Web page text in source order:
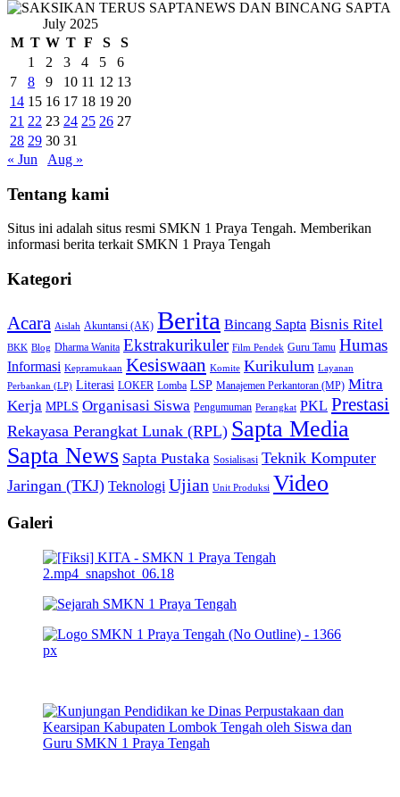
July 2025
M T W T F S
S
1
2 3 4 5
6
7
8 9 10 11 12 13
14 15 16 17 18 19 20
21 22 23 24 25 26 27
28 29 30 31
« Jun
Aug »
Tentang kami
Situs ini adalah situs resmi SMKN 1 Praya Tengah. Memberikan
informasi berita terkait SMKN 1 Praya Tengah
Kategori
Acara Aislah Akuntansi (AK) Berita Bincang Sapta Bisnis Ritel
BKK Blog Dharma Wanita Ekstrakurikuler Film Pendek Guru Tamu Humas
Informasi Kepramukaan Kesiswaan Komite Kurikulum Layanan
Perbankan (LP) Literasi LOKER Lomba LSP Manajemen Perkantoran (MP) Mitra
Kerja MPLS Organisasi Siswa Pengumuman Perangkat PKL Prestasi
Rekayasa Perangkat Lunak (RPL) Sapta Media
Sapta News Sapta Pustaka Sosialisasi Teknik Komputer
Jaringan (TKJ) Teknologi Ujian Unit Produksi Video
Galeri